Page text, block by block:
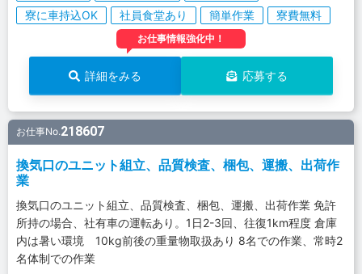
寮に車持込OK
社員食堂あり 簡単作業 寮費無料
お仕事情報強化中！
詳細をみる 応募する
お仕事No.218607
換気口のユニット組立、品質検査、梱包、運搬、出荷作
業
換気口のユニット組立、品質検査、梱包、運搬、出荷作業 免許
所持の場合、社有車の運転あり。1日2-3回、往復1km程度 倉庫
内は暑い環境 10kg前後の重量物取扱あり 8名での作業、常時2
名体制での作業